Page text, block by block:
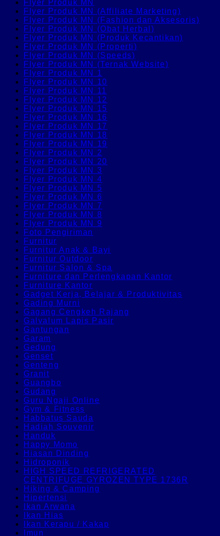
Flyer Produk MN
Flyer Produk MN (Affiliate Marketing)
Flyer Produk MN (Fashion dan Aksesoris)
Flyer Produk MN (Obat Herbal)
Flyer Produk MN (Produk Kecantikan)
Flyer Produk MN (Properti)
Flyer Produk MN (Speeds)
Flyer Produk MN (Ternak Website)
Flyer Produk MN 1
Flyer Produk MN 10
Flyer Produk MN 11
Flyer Produk MN 12
Flyer Produk MN 15
Flyer Produk MN 16
Flyer Produk MN 17
Flyer Produk MN 18
Flyer Produk MN 19
Flyer Produk MN 2
Flyer Produk MN 20
Flyer Produk MN 3
Flyer Produk MN 4
Flyer Produk MN 5
Flyer Produk MN 6
Flyer Produk MN 7
Flyer Produk MN 8
Flyer Produk MN 9
Foto Pengiriman
Furnitur
Furnitur Anak & Bayi
Furnitur Outdoor
Furnitur Salon & Spa
Furniture dan Perlengkapan Kantor
Furniture Kantor
Gadget Kerja, Belajar & Produktivitas
Gading Murni
Gagang Cengkeh Rajang
Galvalum Lapis Pasir
Gantungan
Garam
Gedung
Genset
Genteng
Granit
Guangbo
Gudang
Guru Ngaji Online
Gym & Fitness
Habbatus Sauda
Hadiah Souvenir
Handuk
Happy Momo
Hiasan Dinding
Hidroponik
HIGH SPEED REFRIGERATED
CENTRIFUGE GYROZEN TYPE 1736R
Hiking & Camping
Hipertensi
Ikan Arwana
Ikan Hias
Ikan Kerapu / Kakap
Imun